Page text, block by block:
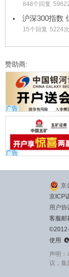
848个回复
沪深300指数
15个回复 5224
赞助商:
广告
广告
京
京ICP
用户协
客服邮
使用

声明：
议，集